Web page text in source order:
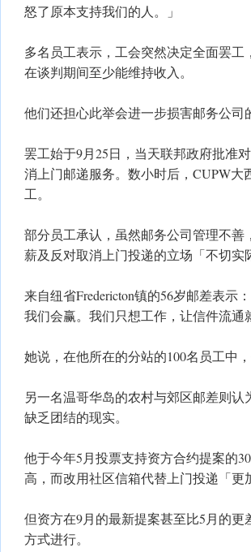
怒了原本支持我们的人。」
多名员工表示，工会突然决定全面罢
在谈判期间至少能维持收入。
他们还担心此举会进一步损害邮务公司
罢工始于9月25日，当天联邦政府批准
消上门邮递服务。数小时后，CUPW
工。
部分员工承认，虽然邮务公司管理不
薪及反对取消上门投递的立场「不切实
来自纽省Fredericton镇的56岁邮差表示
我们会赢。我们只想工作，让信件流通
她说，在他所在的分站的100名员工中
另一名温哥华岛的农村与郊区邮差则
缺乏团结的现实。
他于今年5月投票支持资方合约提案的
高，而改用社区信箱代替上门投递「更
但资方在9月的最新提案甚至比5月的
方式进行。